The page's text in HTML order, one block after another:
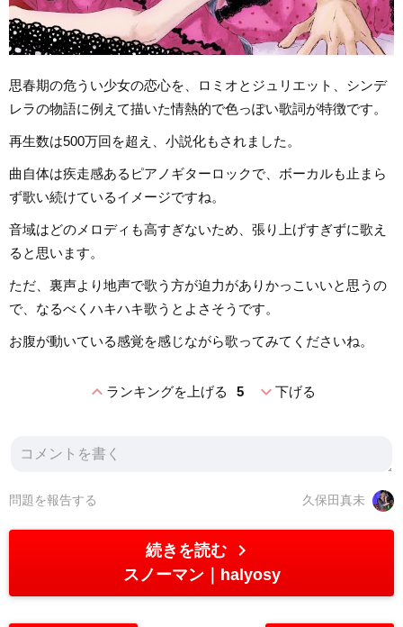
思春期の危うい少女の恋心を、ロミオとジュリエット、シンデ
レラの物語に例えて描いた情熱的で色っぽい歌詞が特徴です。
再生数は500万回を超え、小説化もされました。
曲自体は疾走感あるピアノギターロックで、ボーカルも止まら
ず歌い続けているイメージですね。
音域はどのメロディも高すぎないため、張り上げすぎずに歌え
ると思います。
ただ、裏声より地声で歌う方が迫力がありかっこいいと思うの
で、なるべくハキハキ歌うとよさそうです。
お腹が動いている感覚を感じながら歌ってみてくださいね。
expand_lessランキングを上げる 5 expand_more下げる
久保田真未
問題を報告する
続きを読む chevron_right
スノーマン halyosy